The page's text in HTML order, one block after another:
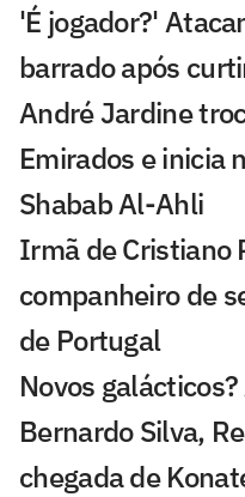
'É jogador?'
barrado após
André Jardine
Emirados e inicia
Shabab Al-Ahli
Irmã de Cristiano
companheiro de
de Portugal
Novos
Bernardo Silva,
chegada de